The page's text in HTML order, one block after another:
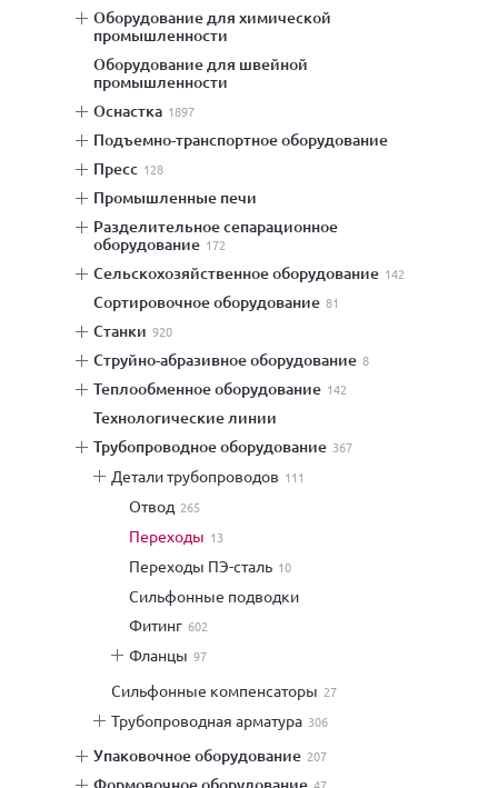
оборудование для химической
промышленности
оборудование для швейной
промышленности
оснастка 1897
подъемно-транспортное оборудование
пресс 128
промышленные печи
разделительное сепарационное
оборудование 172
сельскохозяйственное оборудование 142
сортировочное оборудование 81
станки 920
струйно-абразивное оборудование 8
теплообменное оборудование 142
технологические линии
трубопроводное оборудование 367
детали трубопроводов 111
отвод 265
переходы 13
переходы ПЭ-сталь 10
сильфонные подводки
фитинг 602
фланцы 97
сильфонные компенсаторы 27
трубопроводная арматура 306
упаковочное оборудование 207